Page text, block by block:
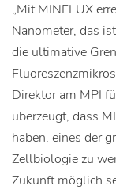
„Mit MINFLUX
Nanometer, das
die ultimative
Direktor am MPI
überzeugt, dass
haben, eines der
Zellbiologie zu
Zukunft möglich